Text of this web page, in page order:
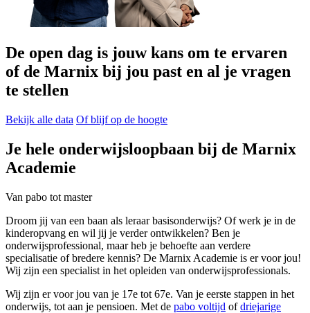
De open dag is jouw kans om te ervaren
of de Marnix bij jou past en al je vragen
te stellen
Bekijk alle data Of blijf op de hoogte
Je hele onderwijsloopbaan bij de Marnix
Academie
Van pabo tot master
Droom jij van een baan als leraar basisonderwijs? Of werk je in de
kinderopvang en wil jij je verder ontwikkelen? Ben je
onderwijsprofessional, maar heb je behoefte aan verdere
specialisatie of bredere kennis? De Marnix Academie is er voor jou!
Wij zijn een specialist in het opleiden van onderwijsprofessionals.
Wij zijn er voor jou van je 17e tot 67e. Van je eerste stappen in het
onderwijs, tot aan je pensioen. Met de pabo voltijd ofdriejarige